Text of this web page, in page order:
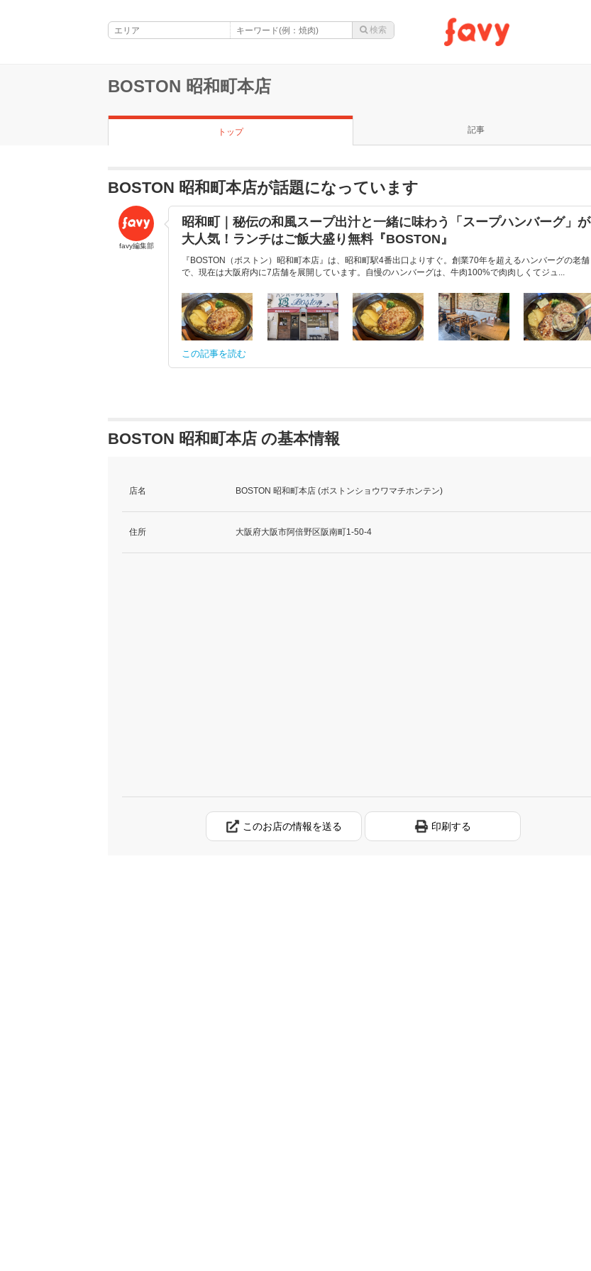
BOSTON 昭和町本店
トップ 記事
BOSTON 昭和町本店が話題になっています
favy編集部
昭和町｜秘伝の和風スープ出汁と一緒に味わう「スープハンバーグ」が
大人気！ランチはご飯大盛り無料『BOSTON』
『BOSTON（ボストン）昭和町本店』は、昭和町駅4番出口よりすぐ。創業70年を超えるハンバーグの老舗
で、現在は大阪府内に7店舗を展開しています。自慢のハンバーグは、牛肉100%で肉肉しくてジュ...
この記事を読む
BOSTON 昭和町本店 の基本情報
店名 BOSTON 昭和町本店 (ボストンショウワマチホンテン)
住所 大阪府大阪市阿倍野区阪南町1-50-4
このお店の情報を送る 印刷する